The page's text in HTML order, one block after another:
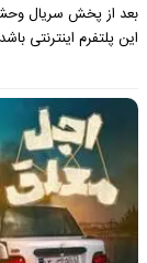
بعد از پخش سریال
این پلتفرم اینترنتی